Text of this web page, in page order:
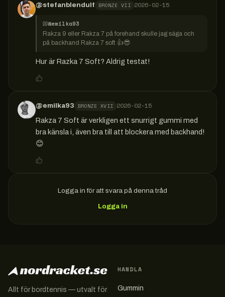
@stefanblendulf BRONZE VII 2026-02-15
@emilka93
Rakza 9 eller Rakza 7 på forehand skulle jag säga och
på backhand Rakza 7 soft 👍😎
Hur är Razka 7 Soft? Aldrig testat!
@emilka93 BRONZE XVII 2026-02-15
Rakza 7 Soft är verkligen ett snurrigt gummi med
bra känsla i, även bra till att blockera med backhand!
😊
Logga in för att svara på denna tråd
Logga in
Allt för bordtennis — utvalt för
HANDLA
Gummin